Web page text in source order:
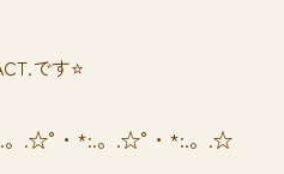
です⭐️
.☆°・*:.。.☆°・*:.。.☆